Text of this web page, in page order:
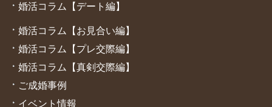
婚活コラム【デート編】
婚活コラム【お見合い編】
婚活コラム【プレ交際編】
婚活コラム【真剣交際編】
ご成婚事例
イベント情報